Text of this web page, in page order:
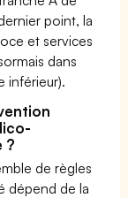
point, la
et services
dans
inférieur).
?
de règles
dépend de la